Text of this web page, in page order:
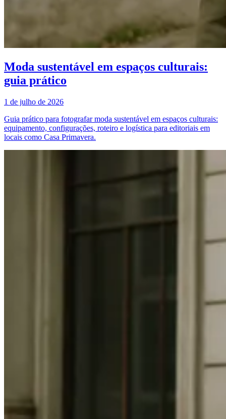
Moda sustentável em espaços culturais:
guia prático
1 de julho de 2026
Guia prático para fotografar moda sustentável em espaços culturais:
equipamento, configurações, roteiro e logística para editoriais em
locais como Casa Primavera.